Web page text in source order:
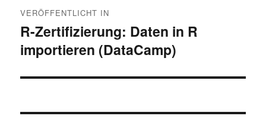
VERÖFFENTLICHT IN
R-Zertifizierung: Daten in R
importieren (DataCamp)